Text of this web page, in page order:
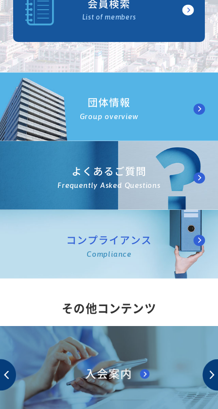
会員検索
List of members
団体情報
Group overview
よくあるご質問
Frequently Asked Questions
コンプライアンス
Compliance
その他コンテンツ